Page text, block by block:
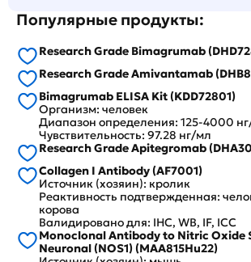
Популярные продукты:
Research Grade Bimagrumab
Research Grade Amivantamab
Bimagrumab ELISA Kit (KDD72801)
Организм: человек
Диапазон определения: 125-4000
Чувствительность: 97.28 нг/мл
Research Grade Apitegromab
Collagen I Antibody (AF7001)
Источник (хозяин): кролик
Реактивность подтвержденная:
корова
Валидировано для: IHC, WB, IF, ICC
Monoclonal Antibody to Nitric Oxide
Neuronal (NOS1) (MAA815Hu22)